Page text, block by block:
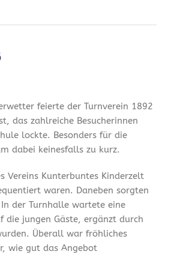
feierte der Turnverein 1892
das zahlreiche Besucherinnen
lockte. Besonders für die
dabei keinesfalls zu kurz.
Vereins Kunterbuntes Kinderzelt
waren. Daneben sorgten
der Turnhalle wartete eine
jungen Gäste, ergänzt durch
Überall war fröhliches
wie gut das Angebot